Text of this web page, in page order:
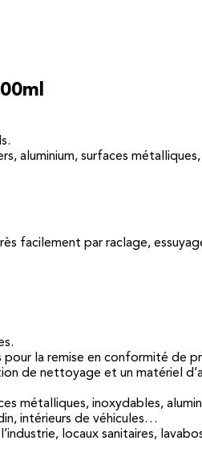
aluminium, surfaces
facilement par raclage,
pour la remise en conformité de
de nettoyage et un matériel
métalliques, inoxydables,
intérieurs de véhicules…
locaux sanitaires,